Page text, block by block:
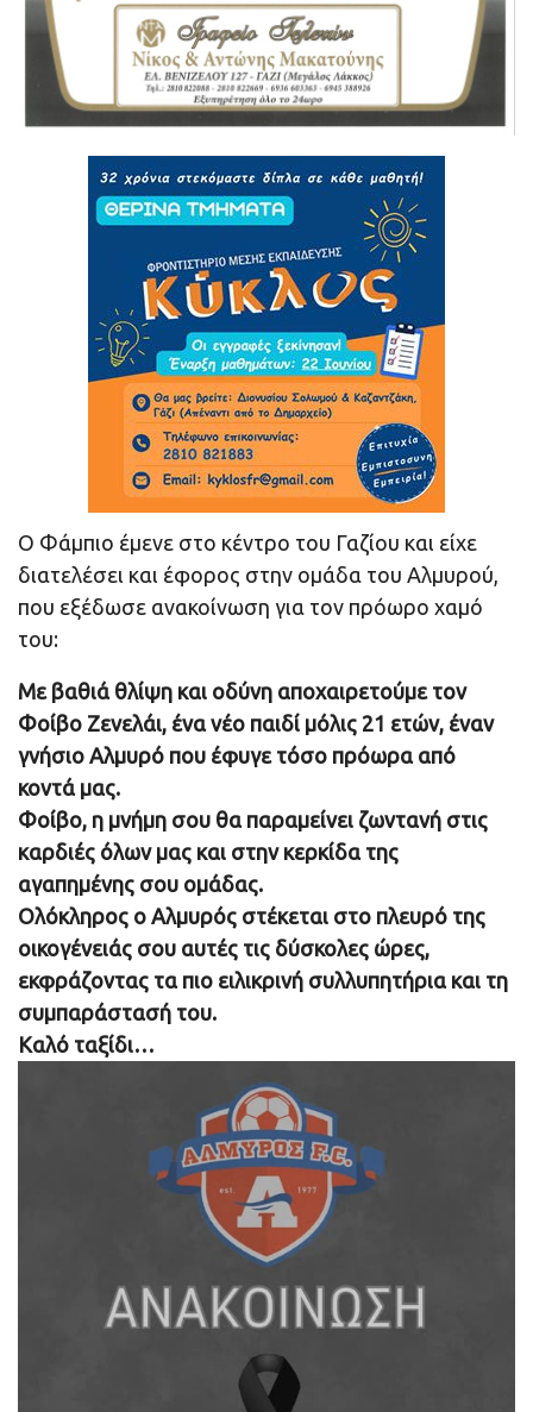
Ο Φάμπιο έμενε στο κέντρο του Γαζίου και είχε
διατελέσει και έφορος στην ομάδα του Αλμυρού,
που εξέδωσε ανακοίνωση για τον πρόωρο χαμό
του:
Με βαθιά θλίψη και οδύνη αποχαιρετούμε τον
Φοίβο Ζενελάι, ένα νέο παιδί μόλις 21 ετών, έναν
γνήσιο Αλμυρό που έφυγε τόσο πρόωρα από
κοντά μας.
Φοίβο, η μνήμη σου θα παραμείνει ζωντανή στις
καρδιές όλων μας και στην κερκίδα της
αγαπημένης σου ομάδας.
Ολόκληρος ο Αλμυρός στέκεται στο πλευρό της
οικογένειάς σου αυτές τις δύσκολες ώρες,
εκφράζοντας τα πιο ειλικρινή συλλυπητήρια και τη
συμπαράστασή του.
Καλό ταξίδι…